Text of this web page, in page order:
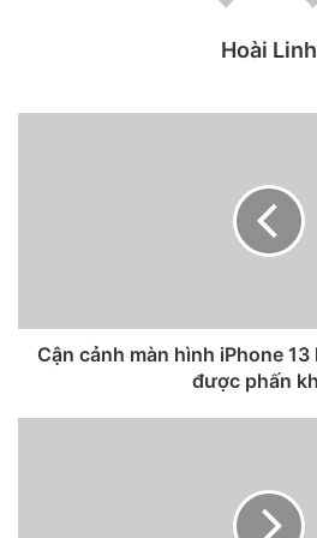
Siêu dữ liệu EXIF ​​từ hình ảnh
Hoài Linh
Cận cảnh màn hình iPhone
được phấn